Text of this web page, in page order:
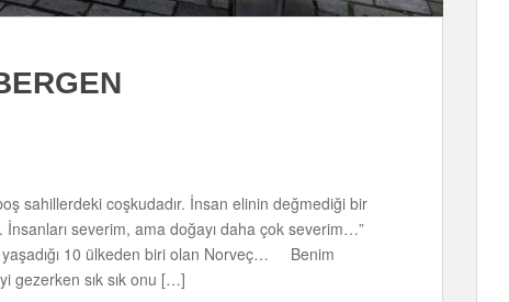
sahillerdeki coşkudadır. İnsan elinin değmediği bir
severim, ama doğayı daha çok severim…”
10 ülkeden biri olan Norveç… Benim
gezerken sık sık onu […]